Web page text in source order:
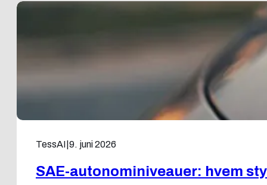
TessAI 9. juni 2026
SAE-autonominiveauer: hvem